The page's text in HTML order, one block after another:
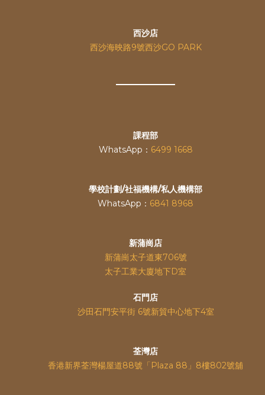
西沙店
西沙海映路9號西沙GO PARK
課程部
WhatsApp： 6499 1668
學校計劃/社福機構/私人機構部
WhatsApp： 6841 8968
新蒲崗店
新蒲崗太子道東706號
太子工業大廈地下D室
石門店
沙田石門安平街 6號新貿中心地下4室
荃灣店
香港新界荃灣楊屋道88號「Plaza 88」8樓802號舖